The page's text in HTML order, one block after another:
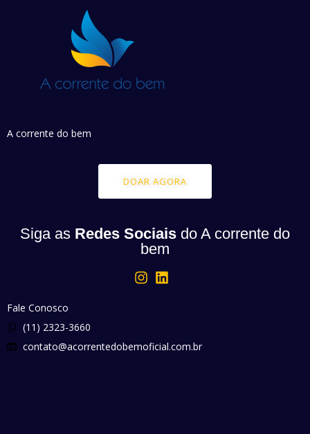
A corrente do bem
DOAR AGORA
Siga as Redes Sociais do A corrente do
bem
Fale Conosco
(11) 2323-3660
contato@acorrentedobemoficial.com.br